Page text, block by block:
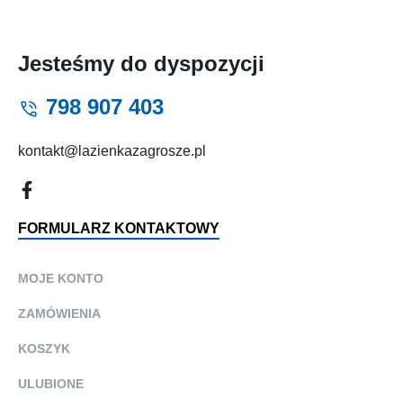
Jesteśmy do dyspozycji
798 907 403
kontakt@lazienkazagrosze.pl
FORMULARZ KONTAKTOWY
MOJE KONTO
ZAMÓWIENIA
KOSZYK
ULUBIONE